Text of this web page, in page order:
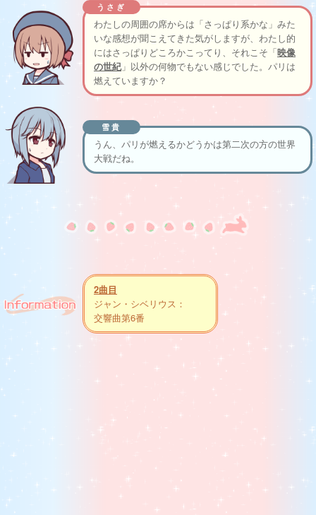
うさぎ
わたしの周囲の席からは「さっぱり系かな」みた
いな感想が聞こえてきた気がしますが、わたし的
にはさっぱりどころかこってり、それこそ「映像
の世紀」以外の何物でもない感じでした。パリは
燃えていますか？
雪貴
うん、パリが燃えるかどうかは第二次の方の世界
大戦だね。
2曲目
ジャン・シベリウス：
交響曲第6番